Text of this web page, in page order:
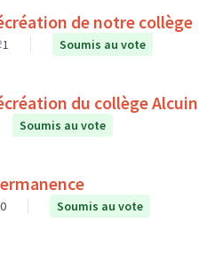
de notre collège
1 Soumis au vote
du collège Alcuin
Soumis au vote
0 Soumis au vote